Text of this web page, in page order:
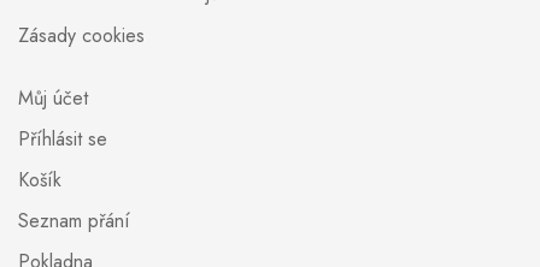
Zásady cookies
Můj účet
Příhlásit se
Košík
Seznam přání